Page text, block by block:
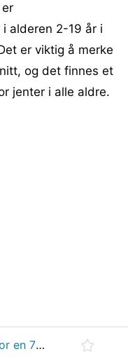
alderen 2-19 år i
er viktig å merke
og det finnes et
jenter i alle aldre.
Hva er gjennomsnittsvekten for en 7 måneder gammel jente?